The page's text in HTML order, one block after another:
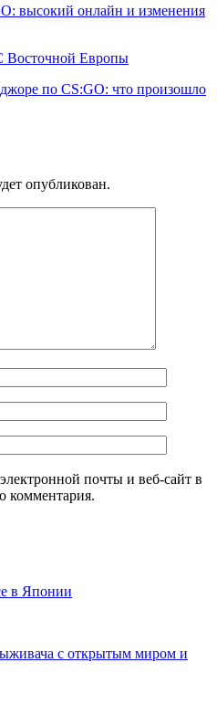
высокий онлайн и изменения
Восточной Европы
по CS:GO: что произошло
опубликован.
почты и веб-сайт в
комментария.
в Японии
с открытым миром и